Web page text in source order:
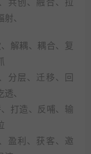
共创、融合、拉
、
解耦、耦合、复
分层、迁移、回
、
打造、反哺、输
盈利、获客、邀